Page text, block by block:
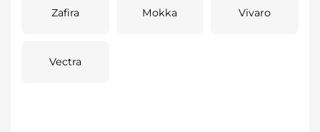
Zafira Mokka Vivaro
Vectra